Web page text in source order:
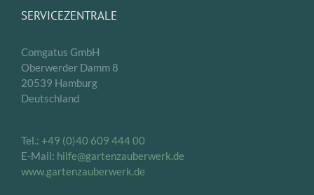
SERVICEZENTRALE
Comgatus GmbH
Oberwerder Damm 8
20539 Hamburg
Deutschland
Tel.: +49 (0)40 609 444 00
E-Mail: hilfe@gartenzauberwerk.de
www.gartenzauberwerk.de